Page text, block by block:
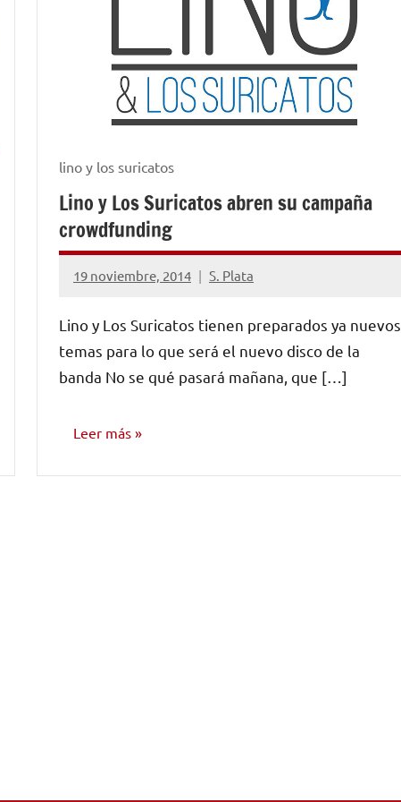
lino y los suricatos
Lino y Los Suricatos abren su campaña
crowdfunding
19 noviembre, 2014 S. Plata
No
comentarios
Lino y Los Suricatos tienen preparados ya nuevos
temas para lo que será el nuevo disco de la
banda No se qué pasará mañana, que […]
Leer más